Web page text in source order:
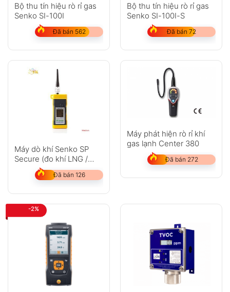
Bộ thu tín hiệu rò rỉ gas
Senko SI-100I
Đã bán 562
Bộ thu tín hiệu rò rỉ gas
Senko SI-100I-S
Đã bán 72
Máy dò khí Senko SP
Secure (đo khí LNG /
LPG,H2,Xylen)
Đã bán 126
Máy phát hiện rò rỉ khí
gas lạnh Center 380
Đã bán 272
-2%